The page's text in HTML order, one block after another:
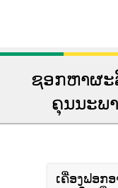
ຊອກຫາຜ
ຄຸນນະພ
ເຄື່ອງຟອກ